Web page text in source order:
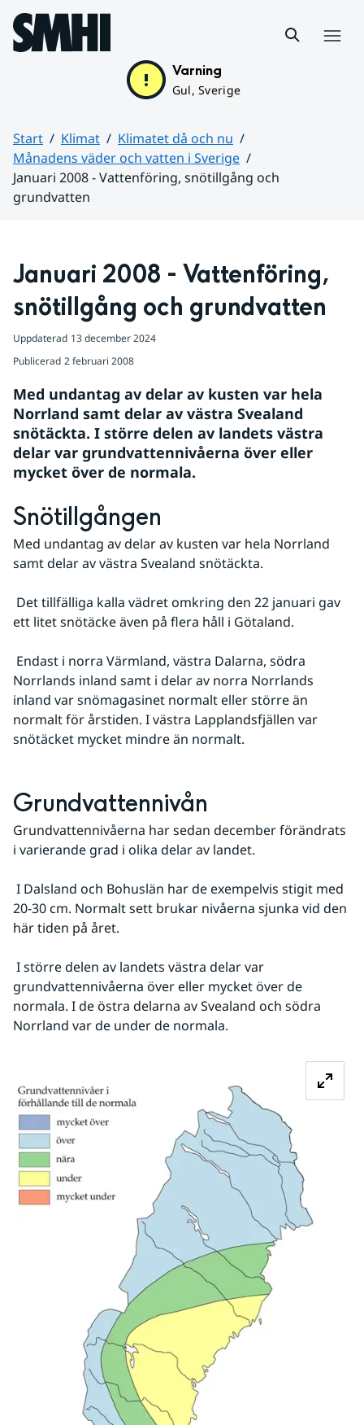
Hoppa till sidans innehåll
Varning
Gul, Sverige
Start Klimat
Klimatet då och nu
Månadens väder och vatten i Sverige
Januari 2008 - Vattenföring, snötillgång och
grundvatten
Januari 2008 - Vattenföring,
snötillgång och grundvatten
Uppdaterad 13 december 2024
Publicerad 2 februari 2008
Med undantag av delar av kusten var hela
Norrland samt delar av västra Svealand
snötäckta. I större delen av landets västra
delar var grundvattennivåerna över eller
mycket över de normala.
Snötillgången
Med undantag av delar av kusten var hela Norrland
samt delar av västra Svealand snötäckta.
ett litet snötäcke även på flera håll i Götaland.
Norrlands inland samt i delar av norra Norrlands
inland var snömagasinet normalt eller större än
normalt för årstiden. I västra Lapplandsfjällen var
snötäcket mycket mindre än normalt.
Grundvattennivån
Grundvattennivåerna har sedan december förändrats
i varierande grad i olika delar av landet.
20-30 cm. Normalt sett brukar nivåerna sjunka vid den
här tiden på året.
grundvattennivåerna över eller mycket över de
normala. I de östra delarna av Svealand och södra
Norrland var de under de normala.